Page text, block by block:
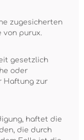
zugesicherten
von purux.
gesetzlich
oder
Haftung zur
haftet die
die durch